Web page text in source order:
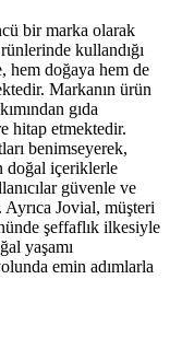
bir marka olarak
kullandığı
hem doğaya hem de
Markanın ürün
gıda
hitap etmektedir.
benimseyerek,
doğal içeriklerle
güvenle ve
Ayrıca Jovial, müşteri
şeffaflık ilkesiyle
yaşamı
emin adımlarla